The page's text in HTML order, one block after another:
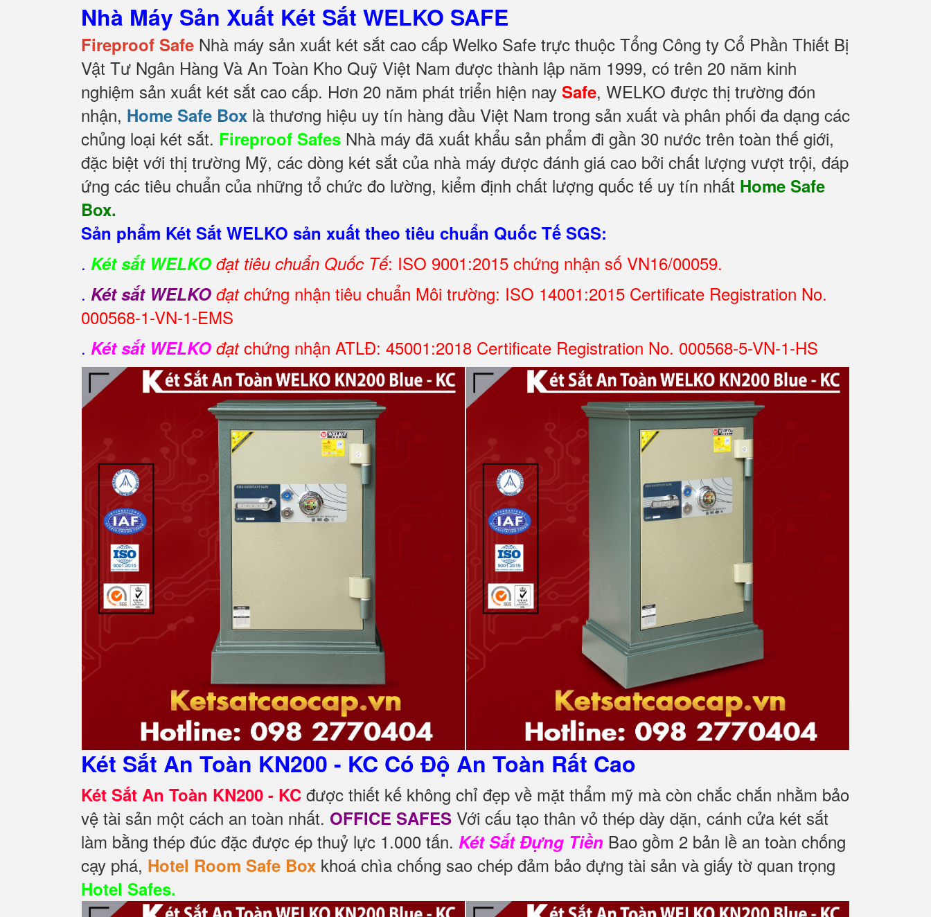
Nhà Máy Sản Xuất Két Sắt WELKO SAFE
Fireproof Safe Nhà máy sản xuất két sắt cao cấp Welko Safe trực thuộc Tổng Công ty Cổ Phần Thiết Bị
Vật Tư Ngân Hàng Và An Toàn Kho Quỹ Việt Nam được thành lập năm 1999, có trên 20 năm kinh
nghiệm sản xuất két sắt cao cấp. Hơn 20 năm phát triển hiện nay Safe, WELKO được thị trường đón
nhận, Home Safe Box là thương hiệu uy tín hàng đầu Việt Nam trong sản xuất và phân phối đa dạng các
chủng loại két sắt. Fireproof Safes Nhà máy đã xuất khẩu sản phẩm đi gần 30 nước trên toàn thế giới,
đặc biệt với thị trường Mỹ, các dòng két sắt của nhà máy được đánh giá cao bởi chất lượng vượt trội, đáp
ứng các tiêu chuẩn của những tổ chức đo lường, kiểm định chất lượng quốc tế uy tín nhất Home Safe
Box.
Sản phẩm Két Sắt WELKO sản xuất theo tiêu chuẩn Quốc Tế SGS:
. Két sắt WELKO đạt tiêu chuẩn Quốc Tế: ISO 9001:2015 chứng nhận số VN16/00059.
. Két sắt WELKO đạt chứng nhận tiêu chuẩn Môi trường: ISO 14001:2015 Certificate Registration No.
000568-1-VN-1-EMS
. Két sắt WELKO đạtchứng nhận ATLĐ: 45001:2018 Certificate Registration No. 000568-5-VN-1-HS
Két Sắt An Toàn KN200 - KC Có Độ An Toàn Rất Cao
Két Sắt An Toàn KN200 - KC được thiết kế không chỉ đẹp về mặt thẩm mỹ mà còn chắc chắn nhằm bảo
vệ tài sản một cách an toàn nhất. OFFICE SAFES Với cấu tạo thân vỏ thép dày dặn, cánh cửa két sắt
làm bằng thép đúc đặc được ép thuỷ lực 1.000 tấn. Két Sắt Đựng Tiền Bao gồm 2 bản lề an toàn chống
cạy phá, Hotel Room Safe Box khoá chìa chống sao chép đảm bảo đựng tài sản và giấy tờ quan trọng
Hotel Safes.